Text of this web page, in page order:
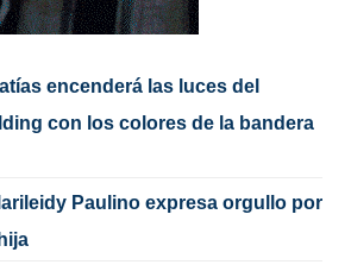
encenderá las luces del
con los colores de la bandera
Paulino expresa orgullo por